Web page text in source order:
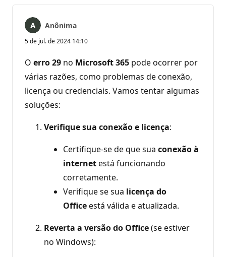
Anônima
5 de jul. de 2024 14:10
O erro 29 no Microsoft 365 pode ocorrer por
várias razões, como problemas de conexão,
licença ou credenciais. Vamos tentar algumas
soluções:
Verifique sua conexão e licença:
Certifique-se de que sua conexão à
internetestá funcionando
corretamente.
Verifique se sua licença do
Officeestá válida e atualizada.
Reverta a versão do Office(se estiver
no Windows):